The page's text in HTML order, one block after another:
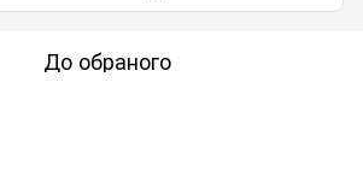
До обраного